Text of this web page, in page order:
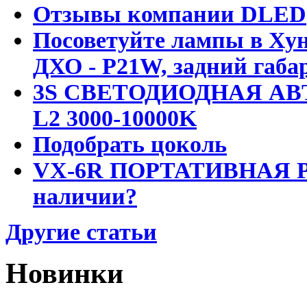
Отзывы компании DLED
Посоветуйте лампы в
ДХО - P21W, задний
3S СВЕТОДИОДНАЯ
L2 3000-10000K
Подобрать цоколь
VX-6R ПОРТАТИВНАЯ
наличии?
Другие статьи
Новинки